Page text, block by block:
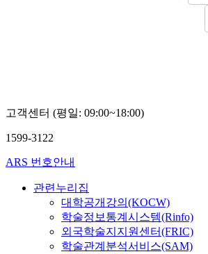
고객센터 (평일: 09:00~18:00)
1599-3122
ARS 번호안내
관련누리집
대학공개강의(KOCW)
학술정보통계시스템(Rinfo)
외국학술지지원센터(FRIC)
학술관계분석서비스(SAM)